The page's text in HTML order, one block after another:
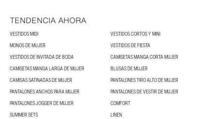
TENDENCIA AHORA
VESTIDOS MIDI
VESTIDOS CORTOS Y MINI
MONOS DE MUJER
VESTIDOS DE FIESTA
VESTIDOS DE INVITADA DE BODA
CAMISETAS MANGA CORTA MUJER
CAMISETAS MANGA LARGA DE MUJER
BLUSAS DE MUJER
CAMISAS SATINADAS DE MUJER
PANTALONES TIRO ALTO DE MUJER
PANTALONES ANCHOS PARA MUJER
PANTALONES DE VESTIR DE MUJER
PANTALONES JOGGER DE MUJER
COMFORT
SUMMER SETS
LINEN